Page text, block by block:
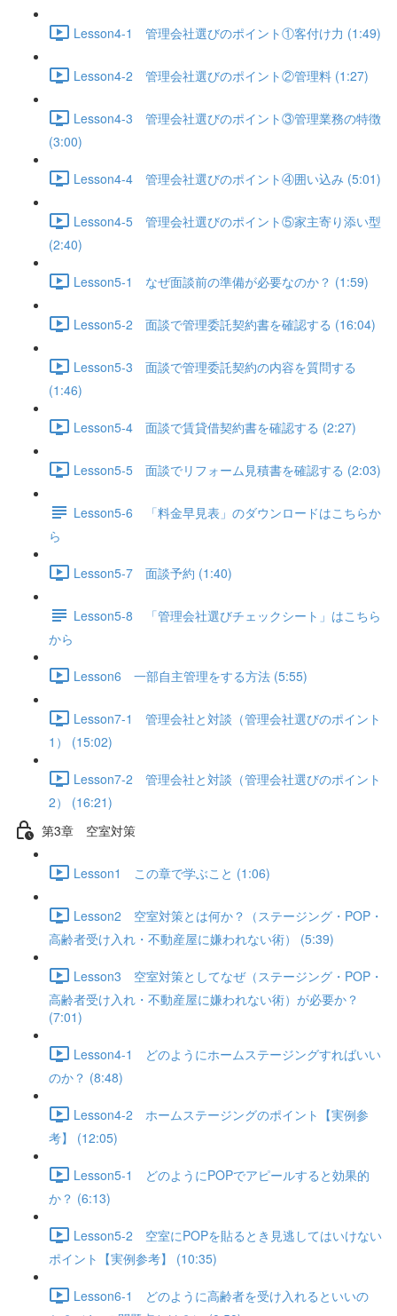
Lesson4-1 管理会社選びのポイント①客付け力 (1:49)
Lesson4-2 管理会社選びのポイント②管理料 (1:27)
Lesson4-3 管理会社選びのポイント③管理業務の特徴
(3:00)
Lesson4-4 管理会社選びのポイント④囲い込み (5:01)
Lesson4-5 管理会社選びのポイント⑤家主寄り添い型
(2:40)
Lesson5-1 なぜ面談前の準備が必要なのか？ (1:59)
Lesson5-2 面談で管理委託契約書を確認する (16:04)
Lesson5-3 面談で管理委託契約の内容を質問する
(1:46)
Lesson5-4 面談で賃貸借契約書を確認する (2:27)
Lesson5-5 面談でリフォーム見積書を確認する (2:03)
Lesson5-6 「料金早見表」のダウンロードはこちらか
ら
Lesson5-7 面談予約 (1:40)
Lesson5-8 「管理会社選びチェックシート」はこちら
から
Lesson6 一部自主管理をする方法 (5:55)
Lesson7-1 管理会社と対談（管理会社選びのポイント
1） (15:02)
Lesson7-2 管理会社と対談（管理会社選びのポイント
2） (16:21)
第3章 空室対策
Lesson1 この章で学ぶこと (1:06)
Lesson2 空室対策とは何か？（ステージング・POP・
高齢者受け入れ・不動産屋に嫌われない術） (5:39)
Lesson3 空室対策としてなぜ（ステージング・POP・
高齢者受け入れ・不動産屋に嫌われない術）が必要か？
(7:01)
Lesson4-1 どのようにホームステージングすればいい
のか？ (8:48)
Lesson4-2 ホームステージングのポイント【実例参
考】 (12:05)
Lesson5-1 どのようにPOPでアピールすると効果的
か？ (6:13)
Lesson5-2 空室にPOPを貼るとき見逃してはいけない
ポイント【実例参考】 (10:35)
Lesson6-1 どのように高齢者を受け入れるといいの